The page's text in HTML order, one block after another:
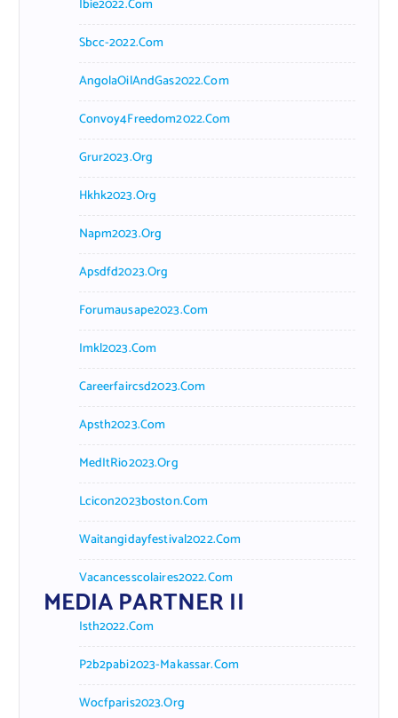
Ibie2022.com
Sbcc-2022.com
AngolaOilAndGas2022.com
Convoy4Freedom2022.com
Grur2023.org
Hkhk2023.org
Napm2023.org
Apsdfd2023.org
Forumausape2023.com
Imkl2023.com
Careerfaircsd2023.com
Apsth2023.com
MedItRio2023.org
Lcicon2023boston.com
Waitangidayfestival2022.com
Vacancesscolaires2022.com
MEDIA PARTNER II
Isth2022.com
P2b2pabi2023-Makassar.com
Wocfparis2023.org